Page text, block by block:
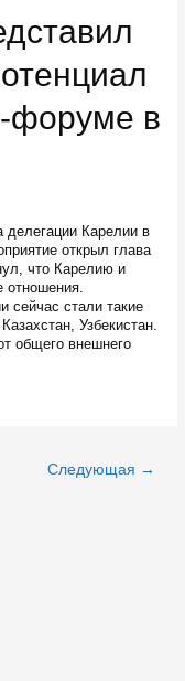
форуме в
делегации Карелии в
открыл глава
что Карелию и
отношения.
сейчас стали такие
Узбекистан.
общего внешнего
Следующая →